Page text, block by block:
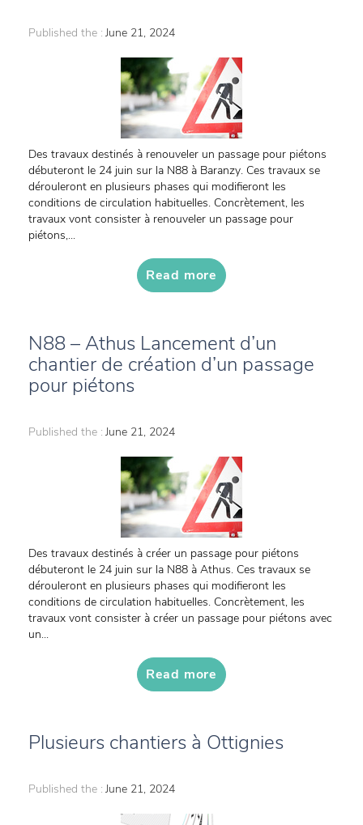
Published the : June 21, 2024
Des travaux destinés à renouveler un passage pour piétons
débuteront le 24 juin sur la N88 à Baranzy. Ces travaux se
dérouleront en plusieurs phases qui modifieront les
conditions de circulation habituelles. Concrètement, les
travaux vont consister à renouveler un passage pour
piétons,...
Read more
N88 – Athus Lancement d’un
chantier de création d’un passage
pour piétons
Published the : June 21, 2024
Des travaux destinés à créer un passage pour piétons
débuteront le 24 juin sur la N88 à Athus. Ces travaux se
dérouleront en plusieurs phases qui modifieront les
conditions de circulation habituelles. Concrètement, les
travaux vont consister à créer un passage pour piétons avec
un...
Read more
Plusieurs chantiers à Ottignies
Published the : June 21, 2024